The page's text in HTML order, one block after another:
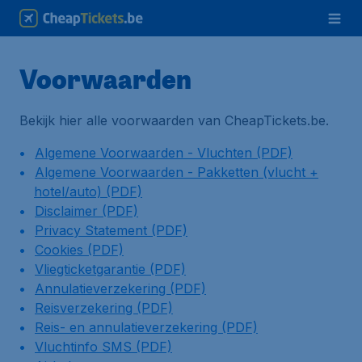
Voorwaarden
Bekijk hier alle voorwaarden van CheapTickets.be.
Algemene Voorwaarden - Vluchten (PDF)
Algemene Voorwaarden - Pakketten (vlucht +
hotel/auto) (PDF)
Disclaimer (PDF)
Privacy Statement (PDF)
Cookies (PDF)
Vliegticketgarantie (PDF)
Annulatieverzekering (PDF)
Reisverzekering (PDF)
Reis- en annulatieverzekering (PDF)
Vluchtinfo SMS (PDF)